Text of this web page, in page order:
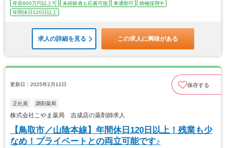
年収600万円以上可 未経験者も応募可能 車通勤可
積極採用中
年間休日120日以上
求人の詳細を見る この求人に興味がある
更新日：2025年2月12日 保存する
正社員 調剤薬局
株式会社こやま薬局 吉成店の薬剤師求人
【鳥取市／山陰本線】年間休日120日以上！残業も少
なめ！プライベートとの両立可能です♪